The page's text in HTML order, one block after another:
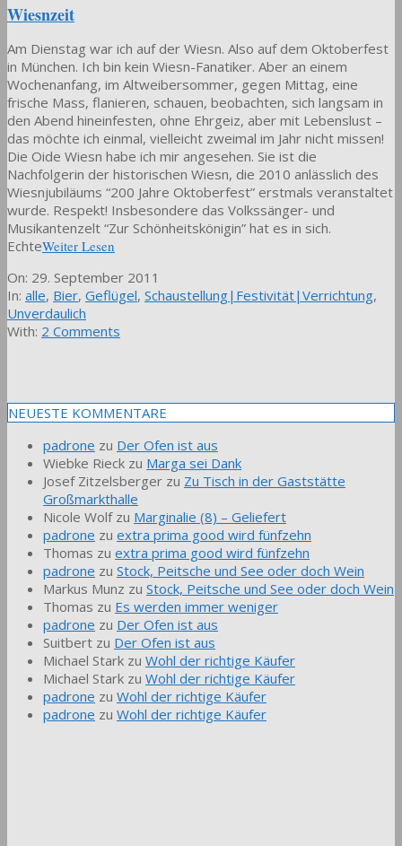
Wiesnzeit
Am Dienstag war ich auf der Wiesn. Also auf dem Oktoberfest
in München. Ich bin kein Wiesn-Fanatiker. Aber an einem
Wochenanfang, im Altweibersommer, gegen Mittag, eine
frische Mass, flanieren, schauen, beobachten, sich langsam in
den Abend hineinfesten, ohne Ehrgeiz, aber mit Lebenslust –
das möchte ich einmal, vielleicht zweimal im Jahr nicht missen!
Die Oide Wiesn habe ich mir angesehen. Sie ist die
Nachfolgerin der historischen Wiesn, die 2010 anlässlich des
Wiesnjubiläums “200 Jahre Oktoberfest” erstmals veranstaltet
wurde. Respekt! Insbesondere das Volkssänger- und
Musikantenzelt “Zur Schönheitskönigin” hat es in sich.
EchteWeiter Lesen
2011-
09-
29
On: 29. September 2011
In: alle, Bier, Geflügel, Schaustellung|Festivität|Verrichtung,
Unverdaulich
With: 2 Comments
NEUESTE KOMMENTARE
padrone zu Der Ofen ist aus
Wiebke Rieck zu Marga sei Dank
Josef Zitzelsberger zu Zu Tisch in der Gaststätte
Großmarkthalle
Nicole Wolfzu Marginalie (8) – Geliefert
padrone zu extra prima good wird fünfzehn
Thomas zu extra prima good wird fünfzehn
padrone zu Stock, Peitsche und See oder doch Wein
Markus Munz zu Stock, Peitsche und See oder doch Wein
Thomas zu Es werden immer weniger
padrone zu Der Ofen ist aus
Suitbert zu Der Ofen ist aus
Michael Stark zu Wohl der richtige Käufer
Michael Stark zu Wohl der richtige Käufer
padrone zu Wohl der richtige Käufer
padrone zu Wohl der richtige Käufer